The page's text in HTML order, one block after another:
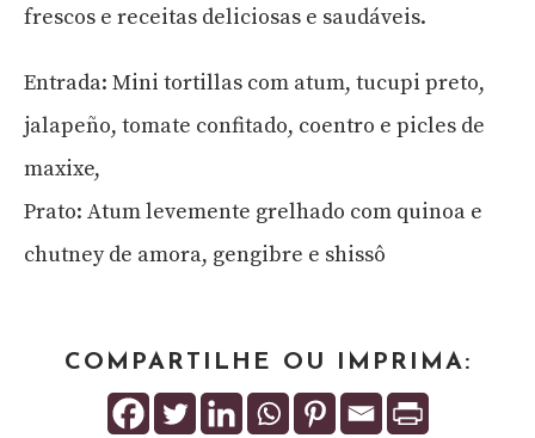
frescos e receitas deliciosas e saudáveis.
Entrada: Mini tortillas com atum, tucupi preto,
jalapeño, tomate confitado, coentro e picles de
maxixe,
Prato: Atum levemente grelhado com quinoa e
chutney de amora, gengibre e shissô
COMPARTILHE OU IMPRIMA: